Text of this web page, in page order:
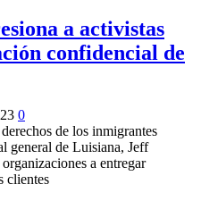
a activistas
confidencial de
0
de los inmigrantes
general de Luisiana, Jeff
a entregar
clientes